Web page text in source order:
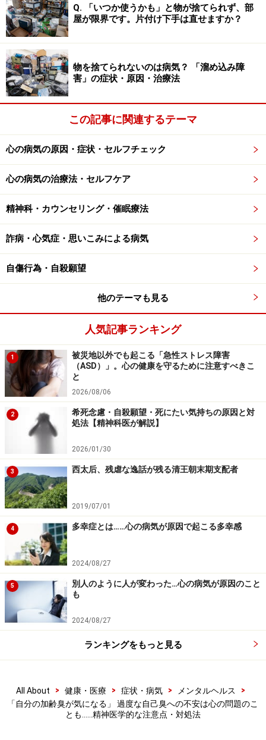
要があります。
「どうしても気にし過ぎてしまう」場合の
精神科的アプローチ
端的に言えば、自分の臭いが少し気になったり心配だっ
たりする場合でも、日常生活に大きな支障を来していな
い限りは、さほど問題ではありません。「年齢相当の加
に毎日を過ごしましょう」というアドバイスがすんなり
受け入れられるようであれば、それで十分です。
ただし、場合によっては脳内の神経伝達物質に関わる問
題が、そうしたアドバイスも受け入れにくくなることが
あります。例えば、脳内のセロトニン分泌に関わる問題
がある場合は、自分ではコントロールできないほどの過
度の不安を覚える可能性もあります。そうした問題の原
自然な生理現象です。ただし、それを必要以上に気にし
過ぎることで、生活の質が下がってしまうのは避けたい
ところです。気になる症状があれば、一人で抱え込ま
ず、婦人科や心療内科、精神科などの専門家に相談する
ことが大切な一歩となります。
※記事内容は執筆時点のものです。最新の内容をご確認くださ
い。
※当サイトにおける医師・医療従事者等による情報の提供は、診
断・治療行為ではありません。診断・治療を必要とする方は、適
切な医療機関での受診をおすすめいたします。記事内容は執筆者
個人の見解によるものであり、全ての方への有効性を保証するも
のではありません。当サイトで提供する情報に基づいて被ったい
かなる損害についても、当社、各ガイド、その他当社と契約した
情報提供者は一切の責任を負いかねます。
免責事項
Q. 「いつか使うかも」と物が捨てられず、部
屋が限界です。片付け下手は直せますか？
物を捨てられないのは病気？ 「溜め込み障
害」の症状・原因・治療法
この記事に関連するテーマ
心の病気の原因・症状・セルフチェック
心の病気の治療法・セルフケア
精神科・カウンセリング・催眠療法
詐病・心気症・思いこみによる病気
自傷行為・自殺願望
他のテーマも見る
人気記事ランキング
1
被災地以外でも起こる「急性ストレス障害
（ASD）」。心の健康を守るために注意すべきこ
と
2026/08/06
2
希死念慮・自殺願望・死にたい気持ちの原因と対
処法【精神科医が解説】
2026/01/30
3 西太后、残虐な逸話が残る清王朝末期支配者
2019/07/01
4 多幸症とは……心の病気が原因で起こる多幸感
2024/08/27
5
別人のように人が変わった…心の病気が原因のこと
も
2024/08/27
ランキングをもっと見る
All About > 健康・医療 > 症状・病気 > メンタルヘルス
>
「自分の加齢臭が気になる」 過度な自己臭への不安は心の問題のこ
とも……精神医学的な注意点・対処法